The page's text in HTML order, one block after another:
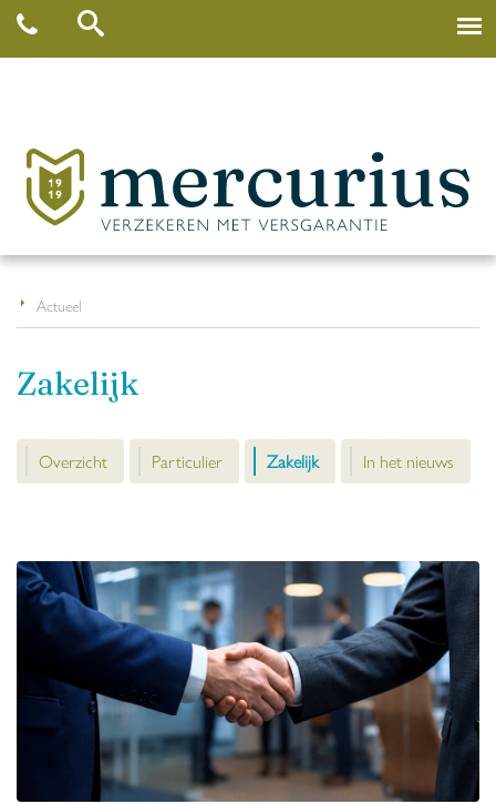
Actueel
Zakelijk
Overzicht Particulier Zakelijk In het nieuws